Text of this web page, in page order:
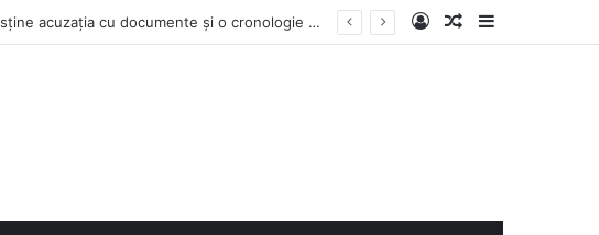
Contractul Climatic continuă prin Compania de Apă? Haritina Craița își susține acuzația cu documente și o cronologie a deciziilor Log InArticol aleatoriu
Sidebar